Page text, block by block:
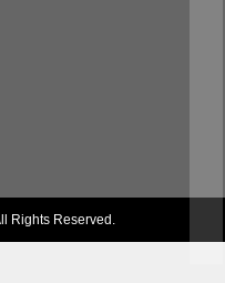
Rights Reserved.